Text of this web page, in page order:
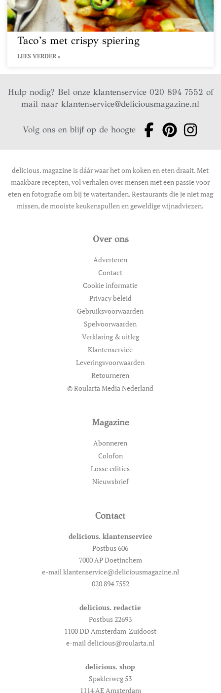
Taco’s met crispy spiering
LEES VERDER »
Hulp nodig? Bel onze klantenservice 020 894 7552 of
mail naarklantenservice@deliciousmagazine.nl
Volg ons en blijf op de hoogte
delicious. magazine is dáár waar het om koken en eten draait. Met
maakbare recepten, vol verhalen over mensen met een passie voor
eten en fotografie om bij te watertanden. Restaurants die je niet mag
missen, de mooiste keukenspullen en geweldige wijnadviezen.
Over ons
Adverteren
Contact
Cookie informatie
Privacy beleid
Gebruiksvoorwaarden
Spelvoorwaarden
Verklaring & uitleg
Klantenservice
Leveringsvoorwaarden
Retourneren
© Roularta Media Nederland
Magazine
Abonneren
Colofon
Losse edities
Nieuwsbrief
Contact
delicious. klantenservice
Postbus 606
7000 AP Doetinchem
e-mail klantenservice@deliciousmagazine.nl
020 894 7552
delicious. redactie
Postbus 22693
1100 DD Amsterdam-Zuidoost
e-mail delicious@roularta.nl
delicious. shop
Spaklerweg 53
1114 AE Amsterdam